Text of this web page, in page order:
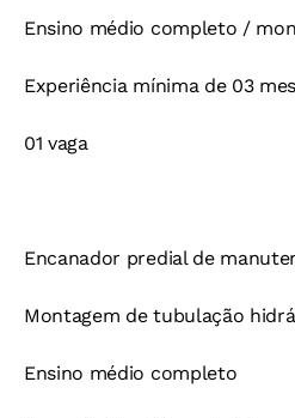
Ensino médio completo /
Experiência mínima de 03
01 vaga
Encanador predial de
Montagem de tubulação
Ensino médio completo